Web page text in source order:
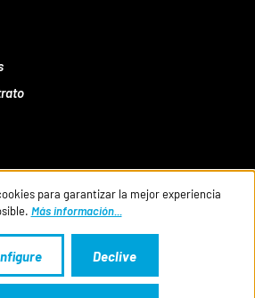
para garantizar la mejor experiencia
Más información...
Declive